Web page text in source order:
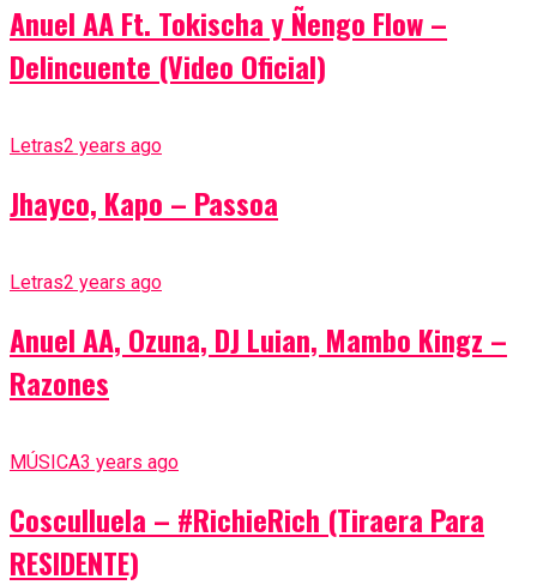
Anuel AA Ft. Tokischa y Ñengo Flow –
Delincuente (Video Oficial)
Letras2 years ago
Jhayco, Kapo – Passoa
Letras2 years ago
Anuel AA, Ozuna, DJ Luian, Mambo Kingz –
Razones
MÚSICA3 years ago
Cosculluela – #RichieRich (Tiraera Para
RESIDENTE)